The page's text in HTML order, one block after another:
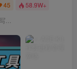
45 58.9W+
...